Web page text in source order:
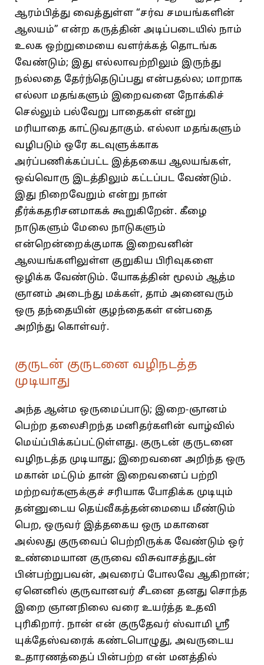
ஆரம்பித்து வைத்துள்ள “சர்வ சமயங்களின்‌
ஆலயம்‌” என்ற கருத்தின்‌ அடிப்படையில்‌ நாம்‌
உலக ஒற்றுமையை வளர்க்கத்‌ தொடங்க
வேண்டும்‌; இது எல்லாவற்றிலும்‌ இருந்து
நல்லதை தேர்ந்தெடுப்பது என்பதல்ல; மாறாக
எல்லா மதங்களும்‌ இறைவனை நோக்கிச்‌
செல்லும்‌ பல்வேறு பாதைகள்‌ என்று
மரியாதை காட்டுவதாகும்‌. எல்லா மதங்களும்‌
வழிபடும்‌ ஒரே கடவுளுக்காக
அர்ப்பணிக்கப்பட்ட இத்தகைய ஆலயங்கள்‌,
ஒவ்வொரு இடத்திலும்‌ கட்டப்பட வேண்டும்‌.
இது நிறைவேறும்‌ என்று நான்‌
தீர்க்கதரிசனமாகக்‌ கூறுகிறேன்‌. கீழை
நாடுகளும்‌ மேலை நாடுகளும்‌
என்றென்றைக்குமாக இறைவனின்‌
ஆலயங்களிலுள்ள குறுகிய பிரிவுகளை
ஒழிக்க வேண்டும்‌. யோகத்தின்‌ மூலம்‌ ஆத்ம
ஞானம்‌ அடைந்து மக்கள்‌, தாம்‌ அனைவரும்‌
ஒரு தந்தையின்‌ குழந்தைகள்‌ என்பதை
அறிந்து கொள்வர்‌.
குருடன் குருடனை வழிநடத்த
முடியாது
அந்த ஆன்ம ஒருமைப்பாடு; இறை-ஞானம்‌
பெற்ற தலைசிறந்த மனிதர்களின்‌ வாழ்வில்‌
மெய்ப்பிக்கப்பட்டுள்ளது. குருடன்‌ குருடனை
வழிநடத்த முடியாது; இறைவனை அறிந்த ஒரு
மகான் மட்டும் தான்‌ இறைவனைப்‌ பற்றி
மற்றவர்களுக்குச் சரியாக போதிக்க முடியும்‌
தன்னுடைய தெய்வீகத்‌தன்மையை மீண்டும்
பெற, ஒருவர்‌ இத்தகைய ஒரு மகானை
அல்லது குருவைப் பெற்றிருக்க வேண்டும்‌ ஒர்‌
உண்மையான குருவை விசுவாசத்துடன்‌
பின்பற்றுபவன்‌, அவரைப்‌ போலவே ஆகிறான்‌;
ஏனெனில்‌ குருவானவர்‌ சீடனை தனது சொந்த
இறை ஞானநிலை வரை உயர்த்த உதவி
புரிகிறார்‌. நான்‌ என்‌ குருதேவர்‌ ஸ்வாமி ஸ்ரீ
யுக்தேஸ்வரைக் கண்டபொழுது, அவருடைய
உதாரணத்தைப்‌ பின்பற்ற என்‌ மனத்தில்‌